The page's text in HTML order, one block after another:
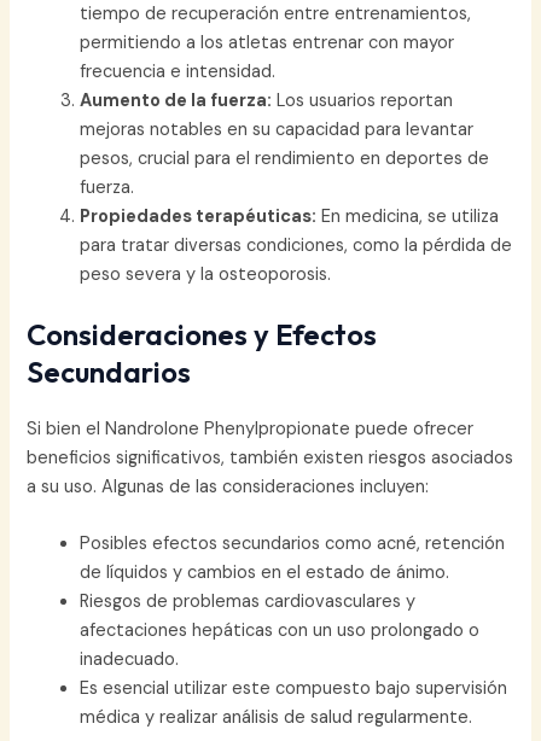
tiempo de recuperación entre entrenamientos,
permitiendo a los atletas entrenar con mayor
frecuencia e intensidad.
Aumento de la fuerza: Los usuarios reportan
mejoras notables en su capacidad para levantar
pesos, crucial para el rendimiento en deportes de
fuerza.
Propiedades terapéuticas: En medicina, se utiliza
para tratar diversas condiciones, como la pérdida de
peso severa y la osteoporosis.
Consideraciones y Efectos
Secundarios
Si bien el Nandrolone Phenylpropionate puede ofrecer
beneficios significativos, también existen riesgos asociados
a su uso. Algunas de las consideraciones incluyen:
Posibles efectos secundarios como acné, retención
de líquidos y cambios en el estado de ánimo.
Riesgos de problemas cardiovasculares y
afectaciones hepáticas con un uso prolongado o
inadecuado.
Es esencial utilizar este compuesto bajo supervisión
médica y realizar análisis de salud regularmente.